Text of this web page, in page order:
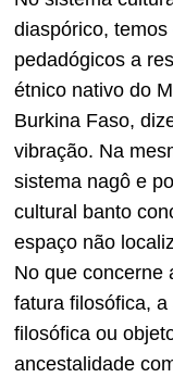
diaspórico,
pedadógicos a
étnico nativo do
Burkina Faso,
vibração. Na
sistema nagô e
cultural banto
espaço não
No que concerne
fatura filosófica,
filosófica ou
ancestalidade